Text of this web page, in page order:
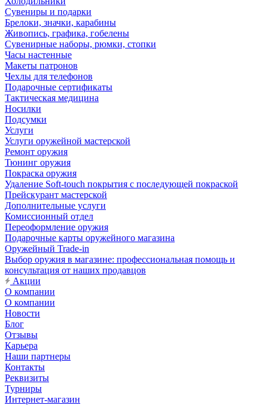
Сувениры и подарки
Брелоки, значки, карабины
Живопись, графика, гобелены
Сувенирные наборы, рюмки, стопки
Часы настенные
Макеты патронов
Чехлы для телефонов
Подарочные сертификаты
Тактическая медицина
Носилки
Подсумки
Услуги
Услуги оружейной мастерской
Ремонт оружия
Тюнинг оружия
Покраска оружия
Удаление Soft-touch покрытия с последующей покраской
Прейскурант мастерской
Дополнительные услуги
Комиссионный отдел
Переоформление оружия
Подарочные карты оружейного магазина
Оружейный Trade-in
Выбор оружия в магазине: профессиональная помощь и
консультация от наших продавцов
Акции
О компании
О компании
Новости
Блог
Отзывы
Карьера
Наши партнеры
Контакты
Реквизиты
Турниры
Интернет-магазин